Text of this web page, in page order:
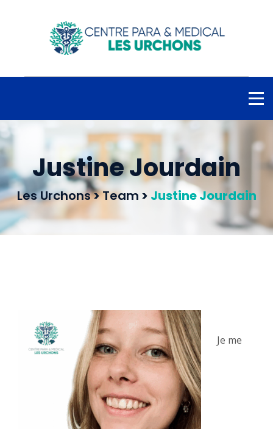
Justine Jourdain
Les Urchons>Team > Justine Jourdain
Je me